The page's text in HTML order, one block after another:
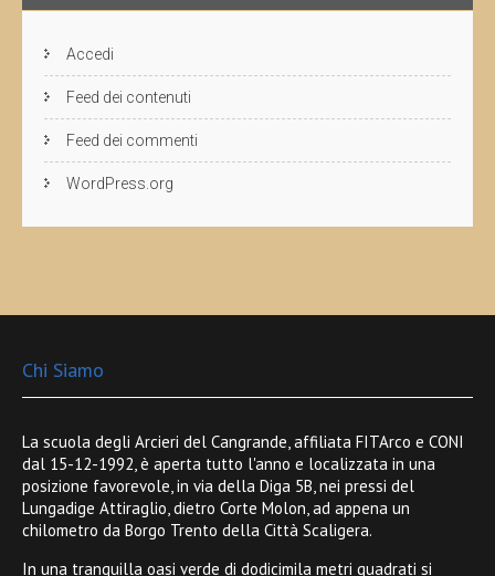
Accedi
Feed dei contenuti
Feed dei commenti
WordPress.org
Chi Siamo
La scuola degli Arcieri del Cangrande, affiliata FITArco e CONI
dal 15-12-1992, è aperta tutto l'anno e localizzata in una
posizione favorevole, in via della Diga 5B, nei pressi del
Lungadige Attiraglio, dietro Corte Molon, ad appena un
chilometro da Borgo Trento della Città Scaligera.
In una tranquilla oasi verde di dodicimila metri quadrati si